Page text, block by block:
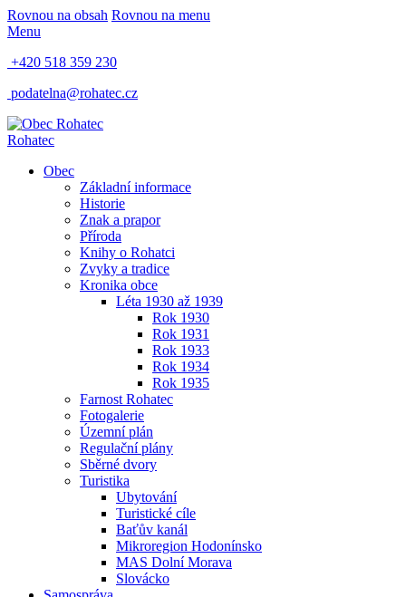
Rovnou na obsah Rovnou na menu
Menu
+420 518 359 230
podatelna@rohatec.cz
Rohatec
Obec
Základní informace
Historie
Znak a prapor
Příroda
Knihy o Rohatci
Zvyky a tradice
Kronika obce
Léta 1930 až 1939
Rok 1930
Rok 1931
Rok 1933
Rok 1934
Rok 1935
Farnost Rohatec
Fotogalerie
Územní plán
Regulační plány
Sběrné dvory
Turistika
Ubytování
Turistické cíle
Baťův kanál
Mikroregion Hodonínsko
MAS Dolní Morava
Slovácko